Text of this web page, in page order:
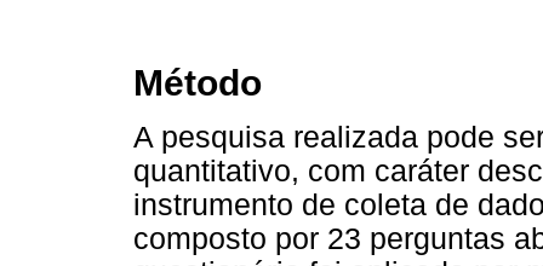
Método
A pesquisa realizada pode
quantitativo, com caráter
instrumento de coleta de
composto por 23 perguntas